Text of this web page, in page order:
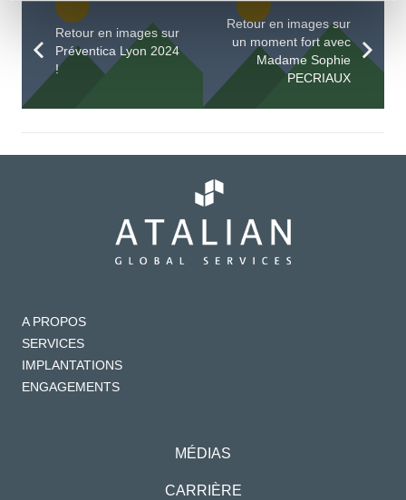
Retour en images sur
Préventica Lyon 2024
!
Retour en images sur
un moment fort avec
Madame Sophie
PECRIAUX
A PROPOS
SERVICES
IMPLANTATIONS
ENGAGEMENTS
MÉDIAS
CARRIÈRE